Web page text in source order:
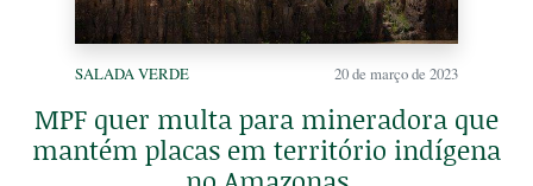
SALADA VERDE 20 de março de 2023
MPF quer multa para mineradora que
mantém placas em território indígena